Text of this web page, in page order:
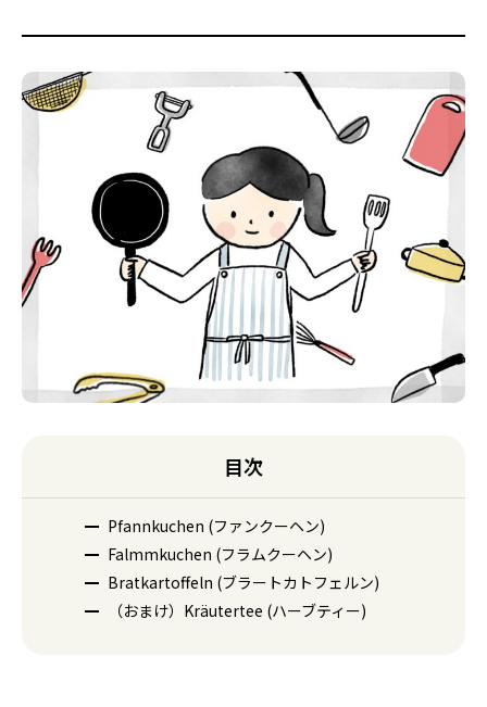
ライター募集
目次
Pfannkuchen (ファンクーヘン)
Falmmkuchen (フラムクーヘン)
Bratkartoffeln (ブラートカトフェルン)
（おまけ）Kräutertee (ハーブティー)